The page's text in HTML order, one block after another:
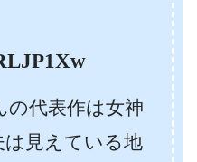
の代表作は女神
は見えている地